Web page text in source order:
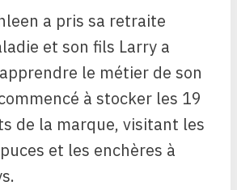
a pris sa retraite
et son fils Larry a
le métier de son
à stocker les 19
de la marque, visitant les
et les enchères à